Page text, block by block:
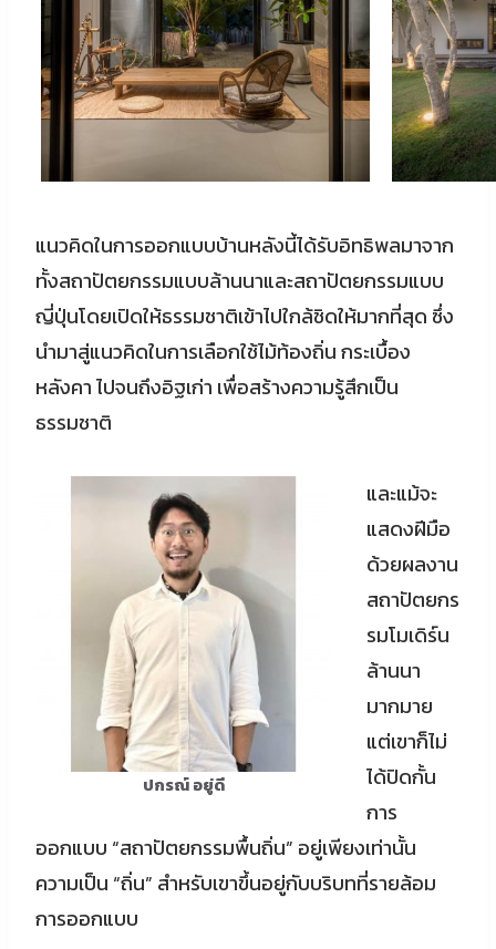
แนวคิดในการออกแบบบ้านหลังนี้ได้รับอิทธิพลมาจาก
ทั้งสถาปัตยกรรมแบบล้านนาและสถาปัตยกรรมแบบ
ญี่ปุ่นโดยเปิดให้ธรรมชาติเข้าไปใกล้ชิดให้มากที่สุด ซึ่ง
นำมาสู่แนวคิดในการเลือกใช้ไม้ท้องถิ่น กระเบื้อง
หลังคา ไปจนถึงอิฐเก่า เพื่อสร้างความรู้สึกเป็น
ธรรมชาติ
ปกรณ์ อยู่ดี
และแม้จะ
แสดงฝีมือ
ด้วยผลงาน
สถาปัตยกร
รมโมเดิร์น
ล้านนา
มากมาย
แต่เขาก็ไม่
ได้ปิดกั้น
การ
ออกแบบ “สถาปัตยกรรมพื้นถิ่น” อยู่เพียงเท่านั้น
ความเป็น “ถิ่น” สำหรับเขาขึ้นอยู่กับบริบทที่รายล้อม
การออกแบบ